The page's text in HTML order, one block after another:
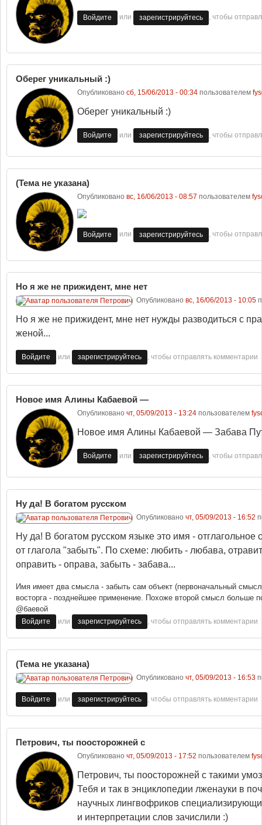
Войдите или зарегистрируйтесь , чтобы
Оберег уникальный :)
Опубликовано сб, 15/06/2013 - 00:34пользователем
Оберег уникальный :)
Войдите или зарегистрируйтесь , чтобы
(Тема не указана)
Опубликовано вс, 16/06/2013 - 08:57 пользователем
Войдите или зарегистрируйтесь , чтобы
Но я же не прижидент, мне нет
Опубликовано вс, 16/06/2013 - 10:05
Но я же не прижидент, мне нет нужды разводиться с
женой...
Войдите или зарегистрируйтесь , чтобы отправлять комментарии
Новое имя Алины Кабаевой —
Опубликовано чт, 05/09/2013 - 13:24пользователем
Новое имя Алины Кабаевой — Забава
Войдите или зарегистрируйтесь , чтобы
Ну да! В богатом русском
Опубликовано чт, 05/09/2013 - 16:52
Ну да! В богатом русском языке это имя - отглагольное
от глагола "забыть". По схеме: любить - любава,
оправить - оправа, забыть - забава...
Имя имеет два смысла - забыть сам объект (первоначальный
восторга - позднейшее применение. Похоже второй смысл больше
@баевой
Войдите или зарегистрируйтесь , чтобы отправлять комментарии
(Тема не указана)
Опубликовано чт, 05/09/2013 - 16:53
Войдите или зарегистрируйтесь , чтобы отправлять комментарии
Петрович, ты поосторожней с
Опубликовано чт, 05/09/2013 - 17:52 пользователем
Петрович, ты поосторожней с такими
Тебя и так в энциклопедии лженауки в
научных лингвофриков
и интерпретации слов зачислили :)